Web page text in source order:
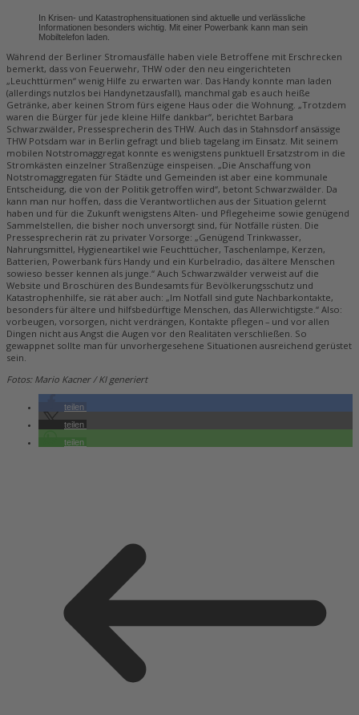
In Krisen- und Katastrophensituationen sind aktuelle und verlässliche
Informationen besonders wichtig. Mit einer Powerbank kann man sein
Mobiltelefon laden.
Während der Berliner Stromausfälle haben viele Betroffene mit Erschrecken
bemerkt, dass von Feuerwehr, THW oder den neu eingerichteten
„Leuchttürmen“ wenig Hilfe zu erwarten war. Das Handy konnte man laden
(allerdings nutzlos bei Handynetzausfall), manchmal gab es auch heiße
Getränke, aber keinen Strom fürs eigene Haus oder die Wohnung. „Trotzdem
waren die Bürger für jede kleine Hilfe dankbar“, berichtet Barbara
Schwarzwälder, Pressesprecherin des THW. Auch das in Stahnsdorf ansässige
THW Potsdam war in Berlin gefragt und blieb tagelang im Einsatz. Mit seinem
mobilen Notstromaggregat konnte es wenigstens punktuell Ersatzstrom in die
Stromkästen einzelner Straßenzüge einspeisen. „Die Anschaffung von
Notstromaggregaten für Städte und Gemeinden ist aber eine kommunale
Entscheidung, die von der Politik getroffen wird“, betont Schwarzwälder. Da
kann man nur hoffen, dass die Verantwortlichen aus der Situation gelernt
haben und für die Zukunft wenigstens Alten- und Pflegeheime sowie genügend
Sammelstellen, die bisher noch unversorgt sind, für Notfälle rüsten. Die
Pressesprecherin rät zu privater Vorsorge: „Genügend Trinkwasser,
Nahrungsmittel, Hygieneartikel wie Feuchttücher, Taschenlampe, Kerzen,
Batterien, Powerbank fürs Handy und ein Kurbelradio, das ältere Menschen
sowieso besser kennen als junge.“ Auch Schwarzwälder verweist auf die
Website und Broschüren des Bundesamts für Bevölkerungsschutz und
Katastrophenhilfe, sie rät aber auch: „Im Notfall sind gute Nachbarkontakte,
besonders für ältere und hilfsbedürftige Menschen, das Allerwichtigste.“ Also:
vorbeugen, vorsorgen, nicht verdrängen, Kontakte pflegen – und vor allen
Dingen nicht aus Angst die Augen vor den Realitäten verschließen. So
gewappnet sollte man für unvorhergesehene Situationen ausreichend gerüstet
sein.
Fotos: Mario Kacner / KI generiert
teilen
teilen
teilen